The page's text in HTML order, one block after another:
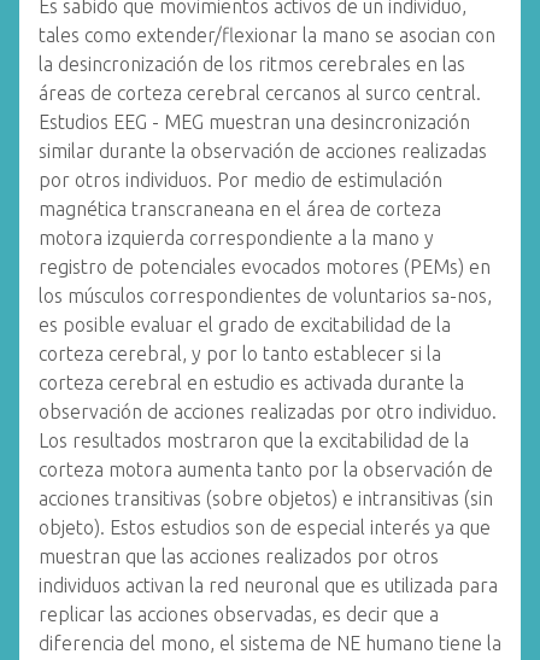
Es sabido que movimientos activos de un individuo,
tales como extender/flexionar la mano se asocian con
la desincronización de los ritmos cerebrales en las
áreas de corteza cerebral cercanos al surco central.
Estudios EEG - MEG muestran una desincronización
similar durante la observación de acciones realizadas
por otros individuos. Por medio de estimulación
magnética transcraneana en el área de corteza
motora izquierda correspondiente a la mano y
registro de potenciales evocados motores (PEMs) en
los músculos correspondientes de voluntarios sa-nos,
es posible evaluar el grado de excitabilidad de la
corteza cerebral, y por lo tanto establecer si la
corteza cerebral en estudio es activada durante la
observación de acciones realizadas por otro individuo.
Los resultados mostraron que la excitabilidad de la
corteza motora aumenta tanto por la observación de
acciones transitivas (sobre objetos) e intransitivas (sin
objeto). Estos estudios son de especial interés ya que
muestran que las acciones realizados por otros
individuos activan la red neuronal que es utilizada para
replicar las acciones observadas, es decir que a
diferencia del mono, el sistema de NE humano tiene la